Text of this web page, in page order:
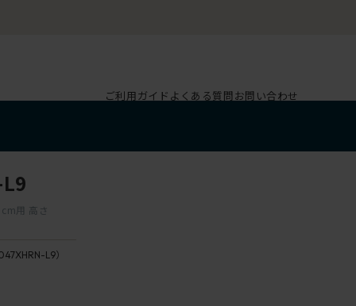
ご利用ガイド よくある質問お問い合わせ
用 高さ
L9）